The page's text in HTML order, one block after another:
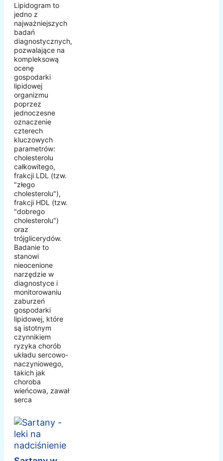
Lipidogram to
jedno z
najważniejszych
badań
diagnostycznych,
pozwalające na
kompleksową
ocenę
gospodarki
lipidowej
organizmu
poprzez
jednoczesne
oznaczenie
czterech
kluczowych
parametrów:
cholesterolu
całkowitego,
frakcji LDL (tzw.
"złego
cholesterolu"),
frakcji HDL (tzw.
"dobrego
cholesterolu")
oraz
trójglicerydów.
Badanie to
stanowi
nieocenione
narzędzie w
diagnostyce i
monitorowaniu
zaburzeń
gospodarki
lipidowej, które
są istotnym
czynnikiem
ryzyka chorób
układu sercowo-
naczyniowego,
takich jak
choroba
wieńcowa, zawał
serca